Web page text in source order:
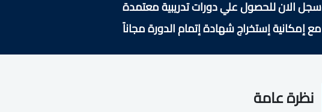
سجل الان للحصول علي دورات تدريبية معتمدة
مع إمكانية إستخراج شهادة إتمام الدورة مجاناً
نظرة عامة